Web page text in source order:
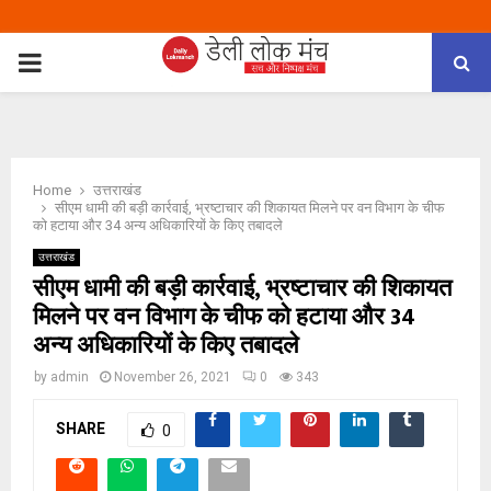
PRIMARY
Home
उत्तराखंड
सीएम धामी की बड़ी कार्रवाई, भ्रष्टाचार की शिकायत मिलने पर वन विभाग के चीफ
को हटाया और 34 अन्य अधिकारियों के किए तबादले
उत्तराखंड
सीएम धामी की बड़ी कार्रवाई, भ्रष्टाचार की शिकायत
मिलने पर वन विभाग के चीफ को हटाया और 34
अन्य अधिकारियों के किए तबादले
by admin November 26, 2021 0 343
SHARE 0